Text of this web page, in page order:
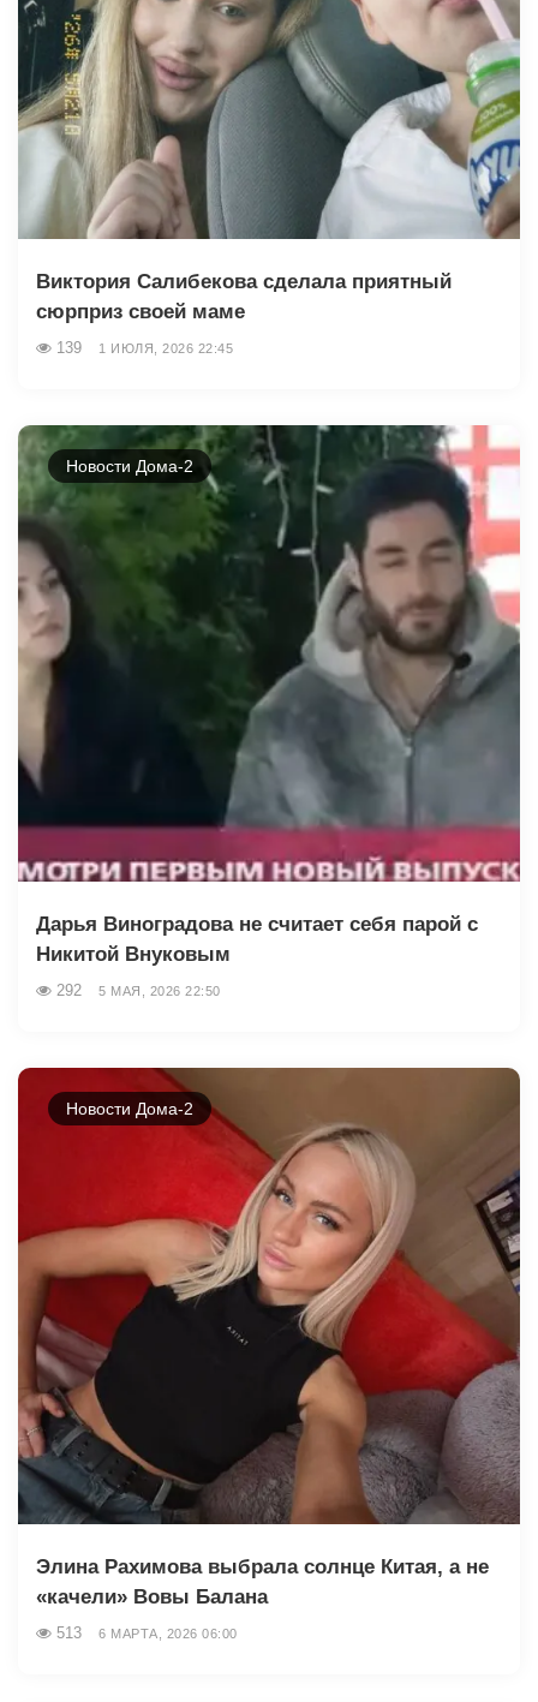
Виктория Салибекова сделала приятный
сюрприз своей маме
139 1 ИЮЛЯ, 2026 22:45
Новости Дома-2
Дарья Виноградова не считает себя парой с
Никитой Внуковым
292 5 МАЯ, 2026 22:50
Новости Дома-2
Элина Рахимова выбрала солнце Китая, а не
«качели» Вовы Балана
513 6 МАРТА, 2026 06:00